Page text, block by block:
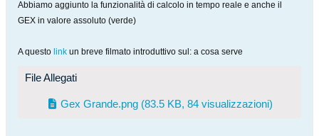
Abbiamo aggiunto la funzionalità di calcolo in tempo reale e anche il
GEX in valore assoluto (verde)
A questo link un breve filmato introduttivo sul: a cosa serve
File Allegati
Gex Grande.png (83.5 KB, 84 visualizzazioni)